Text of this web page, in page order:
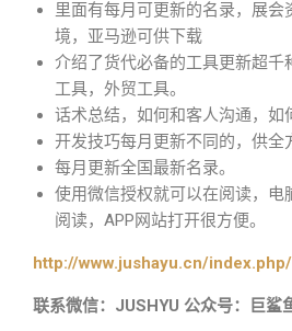
里面有每月可更新的名录，展会
境，亚马逊可供下载
介绍了货代必备的工具更新超千
工具，外贸工具。
话术总结，如何和客人沟通，如
开发技巧每月更新不同的，供全
每月更新全国最新名录。
使用微信授权就可以在阅读，电
阅读，APP网站打开很方便。
http://www.jushayu.cn/
联系微信：JUSHYU 公众号：巨鲨